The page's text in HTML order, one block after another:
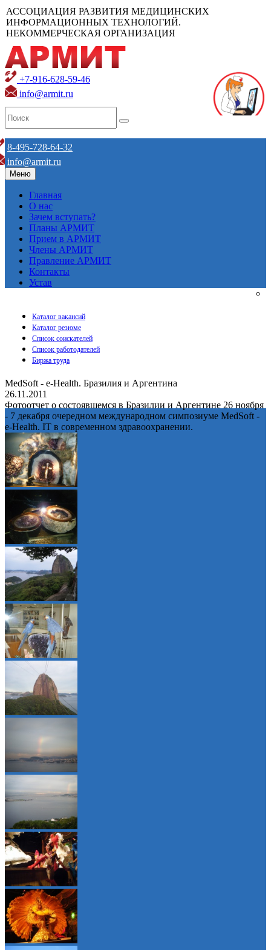
АССОЦИАЦИЯ РАЗВИТИЯ МЕДИЦИНСКИХ
ИНФОРМАЦИОННЫХ ТЕХНОЛОГИЙ.
НЕКОММЕРЧЕСКАЯ ОРГАНИЗАЦИЯ
+7-916-628-59-46
info@armit.ru
8-495-728-64-32
info@armit.ru
Меню
Главная
О нас
Зачем вступать?
Планы АРМИТ
Прием в АРМИТ
Члены АРМИТ
Правление АРМИТ
Контакты
Устав
Каталог вакансий
Каталог резюме
Список соискателей
Список работодателей
Биржа труда
MedSoft - e-Health. Бразилия и Аргентина
26.11.2011
Фотоотчет о состоявшемся в Бразилии и Аргентине 26 ноября
- 7 декабря очередном международном симпозиуме MedSoft -
e-Health. IT в современном здравоохранении.